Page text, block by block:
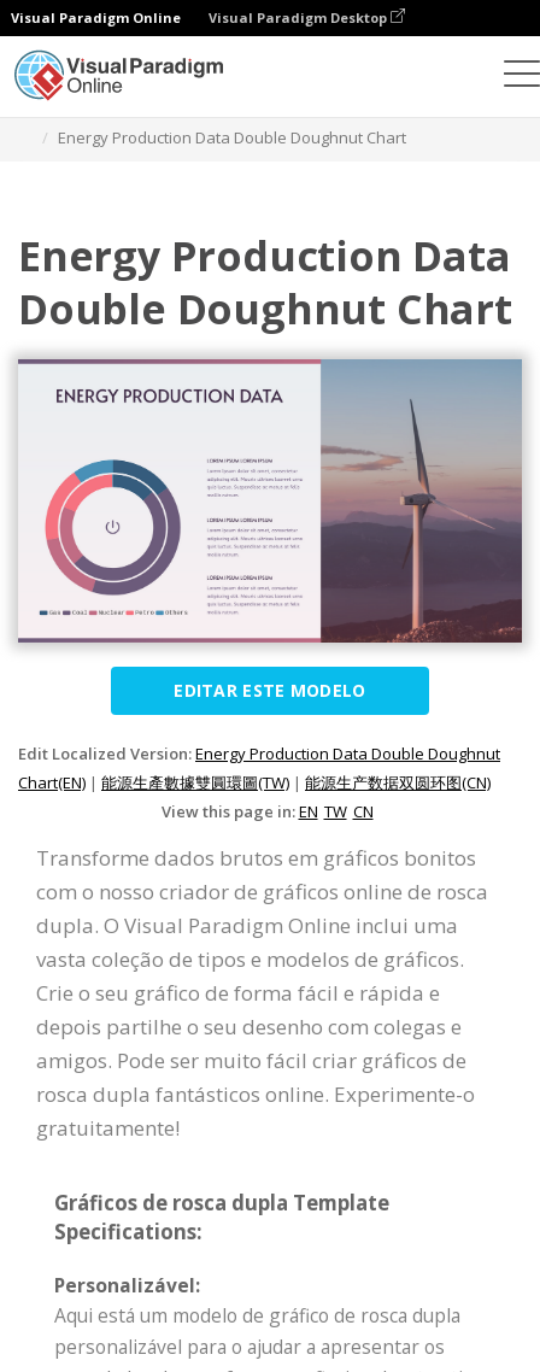
Visual Paradigm Online Visual Paradigm Desktop
Energy Production Data Double Doughnut Chart
Energy Production Data
Double Doughnut Chart
EDITAR ESTE MODELO
Edit Localized Version:Energy Production Data Double Doughnut
Chart(EN) | 能源生產數據雙圓環圖(TW) | 能源生产数据双圆环图(CN)
View this page in:EN TW CN
Transforme dados brutos em gráficos bonitos
com o nosso criador de gráficos online de rosca
dupla. O Visual Paradigm Online inclui uma
vasta coleção de tipos e modelos de gráficos.
Crie o seu gráfico de forma fácil e rápida e
depois partilhe o seu desenho com colegas e
amigos. Pode ser muito fácil criar gráficos de
rosca dupla fantásticos online. Experimente-o
gratuitamente!
Gráficos de rosca dupla Template
Specifications:
Personalizável:
Aqui está um modelo de gráfico de rosca dupla
personalizável para o ajudar a apresentar os